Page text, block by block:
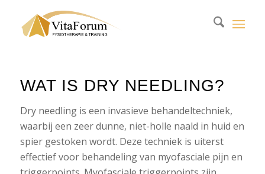
WAT IS DRY NEEDLING?
Dry needling is een invasieve behandeltechniek,
waarbij een zeer dunne, niet-holle naald in huid en
spier gestoken wordt. Deze techniek is uiterst
effectief voor behandeling van myofasciale pijn en